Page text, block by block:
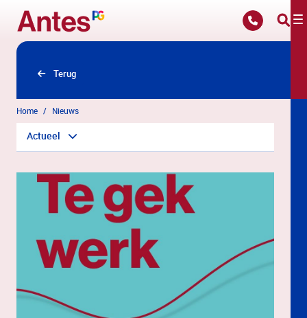
Overslaan en naar hoofdinhoud gaan
Terug
Home Nieuws
Actueel